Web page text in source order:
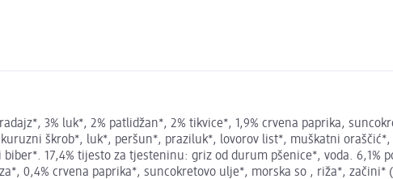
3% luk*, 2% patlidžan*, 2% tikvice*, 1,9% crvena paprika,
škrob*, luk*, peršun*, praziluk*, lovorov list*, muškatni
17,4% tijesto za tjesteninu: griz od durum pšenice*, voda. 6,1%
0,4% crvena paprika*, suncokretovo ulje*, morska so , riža*,